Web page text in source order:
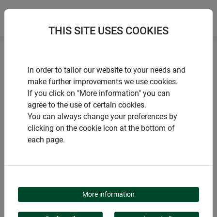
Accueil
Voiles et films durables
Barrière anti-limaces en laine de mouton ECO
PRODUITS
BARRIÈRE ANTI-
LIMACES EN LAINE DE
THIS SITE USES COOKIES
In order to tailor our website to your needs and
make further improvements we use cookies.
If you click on "More information" you can
agree to the use of certain cookies.
You can always change your preferences by
clicking on the cookie icon at the bottom of
each page.
More information